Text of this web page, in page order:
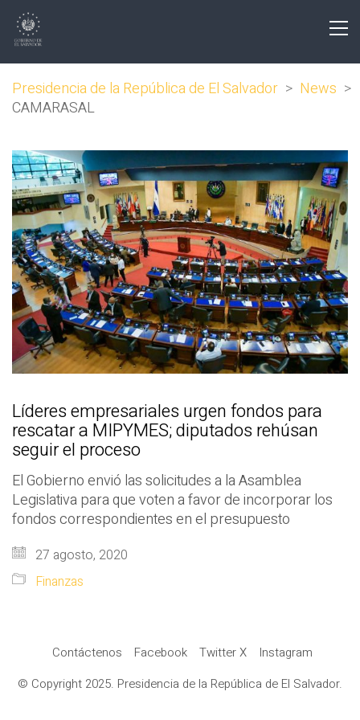
Presidencia de la República de El Salvador > News >
CAMARASAL
Líderes empresariales urgen fondos para
rescatar a MIPYMES; diputados rehúsan
seguir el proceso
El Gobierno envió las solicitudes a la Asamblea
Legislativa para que voten a favor de incorporar los
fondos correspondientes en el presupuesto
27 agosto, 2020
Finanzas
Contáctenos Facebook Twitter X
Instagram
© Copyright 2025. Presidencia de la República de El Salvador.